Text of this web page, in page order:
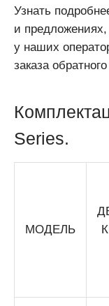
Узнать
и
у наших
заказа
Series.
МОДЕЛЬ